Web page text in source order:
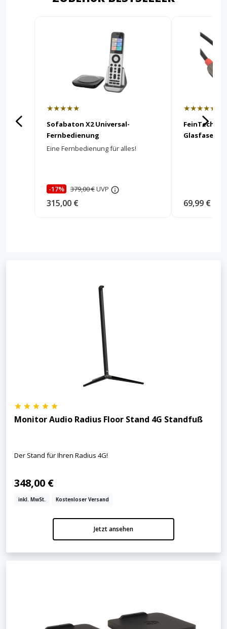
★★★★★
Sofabaton X2 Universal-
Fernbedienung
Eine Fernbedienung für alles!
-17% 379,00 €UVP
315,00 €
★★★★★
FeinTech
Glasfaser-
69,99 €
Monitor Audio Radius Floor Stand 4G Standfuß
Der Stand für Ihren Radius 4G!
348,00 €
inkl. MwSt. Kostenloser Versand
Jetzt ansehen